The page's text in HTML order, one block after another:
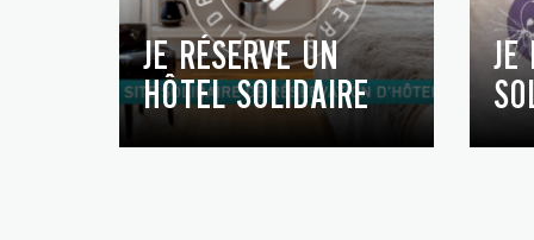
JE RÉSERVE UN
HÔTEL SOLIDAIRE
JE